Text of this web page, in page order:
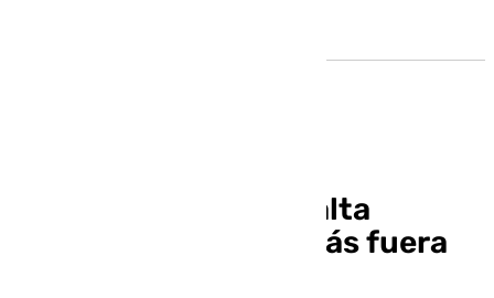
Loïc Williams: «Nos falta
apretar un poquito más fuera